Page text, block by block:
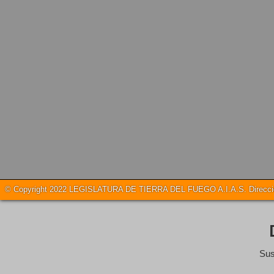
© Copyright 2022 LEGISLATURA DE TIERRA DEL FUEGO A.I.A.S.